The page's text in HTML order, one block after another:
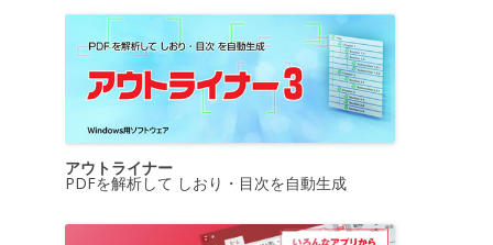
アウトライナー
PDFを解析して しおり・目次を自動生成